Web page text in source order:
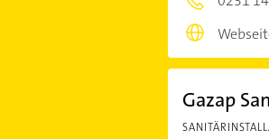
Gazap